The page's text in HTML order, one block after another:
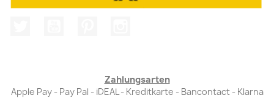
Zahlungsarten
Apple Pay - Pay Pal - iDEAL - Kreditkarte - Bancontact - Klarna